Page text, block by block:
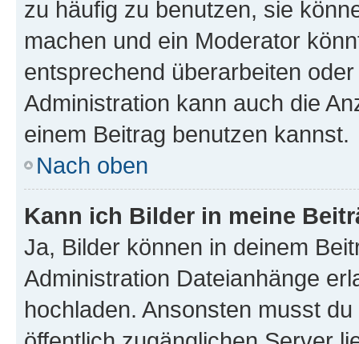
zu häufig zu benutzen, sie
machen und ein Moderator
entsprechend überarbeiten
Administration kann auch die
einem Beitrag benutzen kannst.
Nach oben
Kann ich Bilder in meine
Ja, Bilder können in deinem
Administration Dateianhänge
hochladen. Ansonsten musst